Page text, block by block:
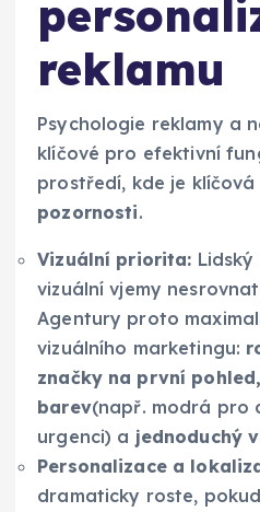
reklamu
Psychologie reklamy a
klíčové pro efektivní
prostředí, kde je klíčová
pozornosti.
Vizuální priorita:
vizuální vjemy
Agentury proto
vizuálního marketingu:
značky na první
barev(např. modrá pro
urgenci) a jednoduchý
Personalizace a
dramaticky roste,